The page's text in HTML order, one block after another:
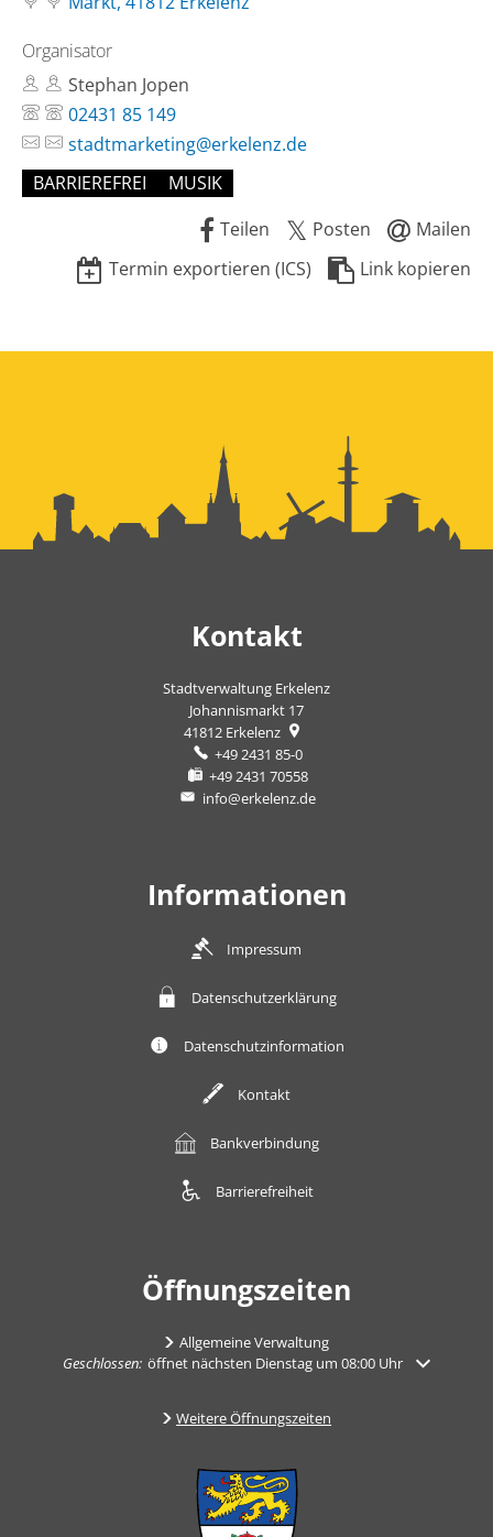
Organisator
Stephan Jopen
02431 85 149
stadtmarketing@erkelenz.de
BARRIEREFREI
MUSIK
Teilen
Posten
Mailen
Termin exportieren (ICS)
Link kopieren
Kontakt
Stadtverwaltung Erkelenz
Johannismarkt 17
41812 Erkelenz
+49 2431 85-0
+49 2431 70558
info@erkelenz.de
Informationen
Impressum
Datenschutzerklärung
Datenschutzinformation
Kontakt
Bankverbindung
Barrierefreiheit
Öffnungszeiten
Allgemeine Verwaltung
Klicken, um weitere Öffnungs- oder Schließzeiten auszublenden
Geschlossen: öffnet nächsten Dienstag um 08:00 Uhr
Weitere Öffnungszeiten